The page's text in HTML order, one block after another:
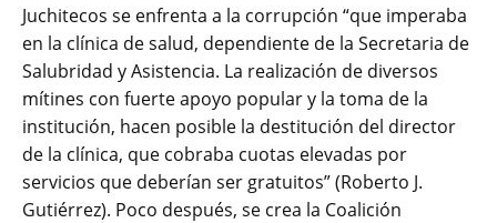
Juchitecos se enfrenta a la corrupción “que imperaba
en la clínica de salud, dependiente de la Secretaria de
Salubridad y Asistencia. La realización de diversos
mítines con fuerte apoyo popular y la toma de la
institución, hacen posible la destitución del director
de la clínica, que cobraba cuotas elevadas por
servicios que deberían ser gratuitos” (Roberto J.
Gutiérrez). Poco después, se crea la Coalición